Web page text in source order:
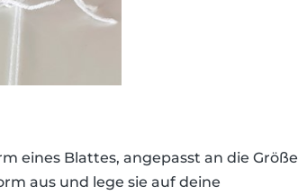
eines Blattes, angepasst an die Größe
aus und lege sie auf deine